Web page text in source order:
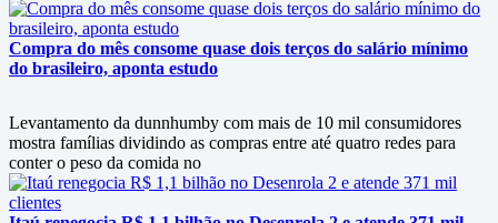
Compra do mês consome quase dois terços do salário mínimo
do brasileiro, aponta estudo
Levantamento da dunnhumby com mais de 10 mil consumidores
mostra famílias dividindo as compras entre até quatro redes para
conter o peso da comida no